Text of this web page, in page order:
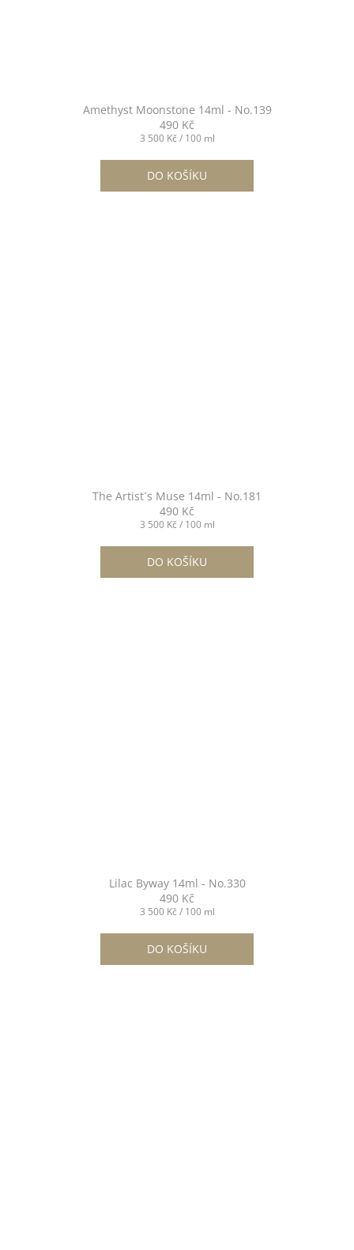
Amethyst Moonstone 14ml - No.139
490 Kč
Měrná
3 500 Kč / 100 ml
DO KOŠÍKU
The Artist´s Muse 14ml - No.181
490 Kč
Měrná
3 500 Kč / 100 ml
DO KOŠÍKU
Lilac Byway 14ml - No.330
490 Kč
Měrná
3 500 Kč / 100 ml
DO KOŠÍKU